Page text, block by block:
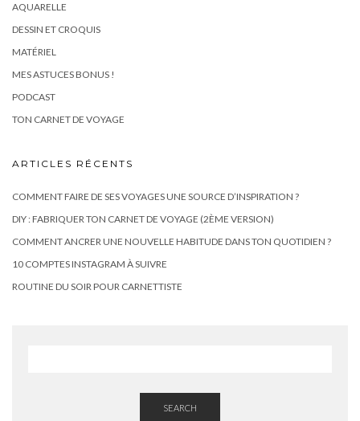
AQUARELLE
DESSIN ET CROQUIS
MATÉRIEL
MES ASTUCES BONUS !
PODCAST
TON CARNET DE VOYAGE
ARTICLES RÉCENTS
COMMENT FAIRE DE SES VOYAGES UNE SOURCE D’INSPIRATION ?
DIY : FABRIQUER TON CARNET DE VOYAGE (2ÈME VERSION)
COMMENT ANCRER UNE NOUVELLE HABITUDE DANS TON QUOTIDIEN ?
10 COMPTES INSTAGRAM À SUIVRE
ROUTINE DU SOIR POUR CARNETTISTE
SEARCH